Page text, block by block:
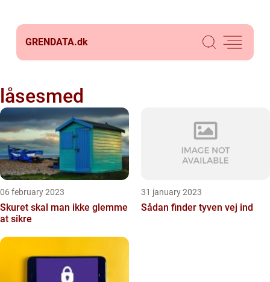
GRENDATA.dk
låsesmed
06 february 2023
Skuret skal man ikke glemme
at sikre
31 january 2023
Sådan finder tyven vej ind